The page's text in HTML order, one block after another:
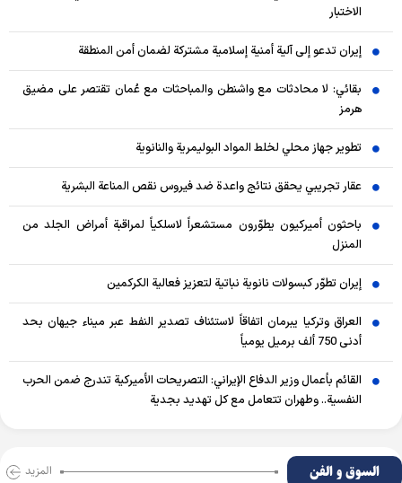
الاختبار
إيران تدعو إلى آلية أمنية إسلامية مشتركة لضمان أمن المنطقة
بقائي: لا محادثات مع واشنطن والمباحثات مع عُمان تقتصر على مضيق
هرمز
تطوير جهاز محلي لخلط المواد البوليمرية والنانوية
عقار تجريبي يحقق نتائج واعدة ضد فيروس نقص المناعة البشرية
باحثون أميركيون يطوّرون مستشعراً لاسلكياً لمراقبة أمراض الجلد من
المنزل
إيران تطوّر كبسولات نانوية نباتية لتعزيز فعالية الكركمين
العراق وتركيا يبرمان اتفاقاً لاستئناف تصدير النفط عبر ميناء جيهان بحد
أدنى 750 ألف برميل يومياً
القائم بأعمال وزير الدفاع الإيراني: التصريحات الأميركية تندرج ضمن الحرب
النفسية.. وطهران تتعامل مع كل تهديد بجدية
السوق و الفن المزید